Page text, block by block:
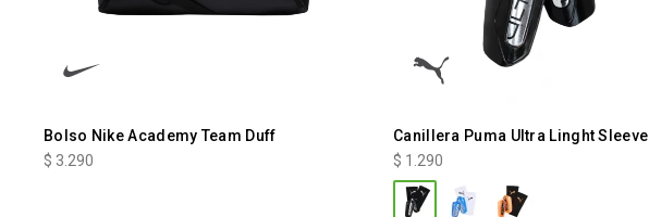
Bolso Nike Academy Team Duff
$ 3.290
Canillera Puma Ultra Linght Sleeve
$ 1.290